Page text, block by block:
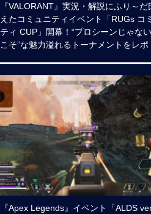
『VALORANT』実況・解説にふり～だ
えたコミュニティイベント「RUGs コ
ティ CUP」開幕！“プロシーンじゃな
こそ”な魅力溢れるトーナメントをレポ
『Apex Legends』イベント「ALDS